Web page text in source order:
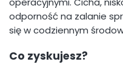
odporność na zalanie
się w codziennym
Co zyskujesz?